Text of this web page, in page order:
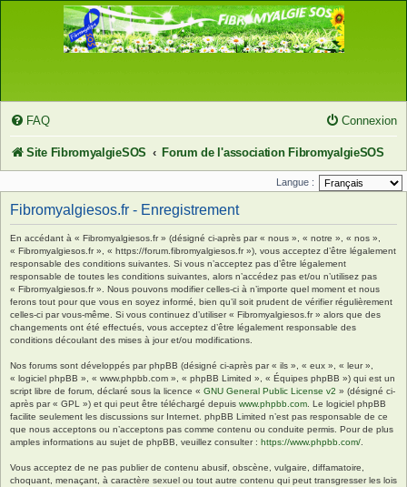
FAQ Connexion
Site FibromyalgieSOS Forum de l'association FibromyalgieSOS
Langue :
Fibromyalgiesos.fr - Enregistrement
En accédant à « Fibromyalgiesos.fr » (désigné ci-après par « nous », « notre », « nos »,
« Fibromyalgiesos.fr », « https://forum.fibromyalgiesos.fr »), vous acceptez d’être légalement
responsable des conditions suivantes. Si vous n’acceptez pas d’être légalement
responsable de toutes les conditions suivantes, alors n’accédez pas et/ou n’utilisez pas
« Fibromyalgiesos.fr ». Nous pouvons modifier celles-ci à n’importe quel moment et nous
ferons tout pour que vous en soyez informé, bien qu’il soit prudent de vérifier régulièrement
celles-ci par vous-même. Si vous continuez d’utiliser « Fibromyalgiesos.fr » alors que des
changements ont été effectués, vous acceptez d’être légalement responsable des
conditions découlant des mises à jour et/ou modifications.
Nos forums sont développés par phpBB (désigné ci-après par « ils », « eux », « leur »,
« logiciel phpBB », « www.phpbb.com », « phpBB Limited », « Équipes phpBB ») qui est un
script libre de forum, déclaré sous la licence « GNU General Public License v2 » (désigné ci-
après par « GPL ») et qui peut être téléchargé depuis www.phpbb.com . Le logiciel phpBB
facilite seulement les discussions sur Internet. phpBB Limited n’est pas responsable de ce
que nous acceptons ou n’acceptons pas comme contenu ou conduite permis. Pour de plus
amples informations au sujet de phpBB, veuillez consulter : https://www.phpbb.com/
Vous acceptez de ne pas publier de contenu abusif, obscène, vulgaire, diffamatoire,
choquant, menaçant, à caractère sexuel ou tout autre contenu qui peut transgresser les lois